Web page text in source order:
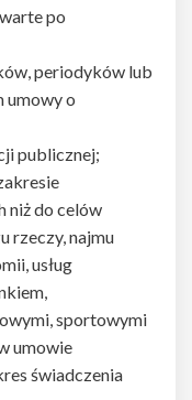
po
periodyków lub
umowy o
publicznej;
niż do celów
rzeczy, najmu
usług
sportowymi
umowie
świadczenia